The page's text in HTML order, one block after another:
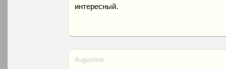
интересный.
Augustine